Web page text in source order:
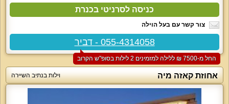
כניסה לסרניטי בכנרת
צור קשר עם בעל הוילה
055-4314058 - דביר
החל מ-‏7500 ₪ ללילה למזמינים 2 לילות בסופ"ש הקרוב
אחוזת קאזה מיה וילות בנתיב השיירה